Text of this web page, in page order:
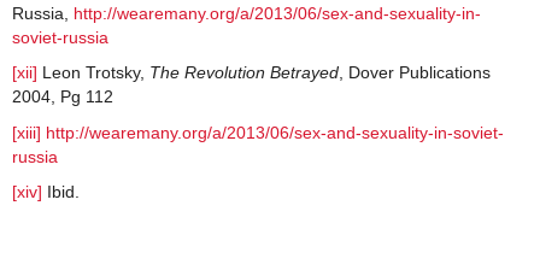
Russia, http://wearemany.org/a/2013/06/sex-and-sexuality-in-
soviet-russia
[xii] Leon Trotsky, The Revolution Betrayed, Dover Publications
2004, Pg 112
[xiii] http://wearemany.org/a/2013/06/sex-and-sexuality-in-soviet-
russia
[xiv] Ibid.